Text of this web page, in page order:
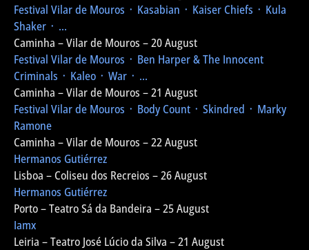
Festival Vilar de Mouros ᛫ Kasabian ᛫ Kaiser Chiefs ᛫ Kula
Shaker ᛫ ...
Caminha – Vilar de Mouros – 20 August
Festival Vilar de Mouros ᛫ Ben Harper & The Innocent
Criminals ᛫ Kaleo ᛫ War ᛫ ...
Caminha – Vilar de Mouros – 21 August
Festival Vilar de Mouros ᛫ Body Count ᛫ Skindred ᛫ Marky
Ramone
Caminha – Vilar de Mouros – 22 August
Hermanos Gutiérrez
Lisboa – Coliseu dos Recreios – 26 August
Hermanos Gutiérrez
Porto – Teatro Sá da Bandeira – 25 August
Iamx
Leiria – Teatro José Lúcio da Silva – 21 August